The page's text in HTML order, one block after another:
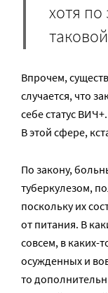
хотя
Впрочем,
случается, что
себе статус
В этой сфере,
По закону,
туберкулезом,
поскольку их
от питания. В
совсем, в каких-
осужденных и
то